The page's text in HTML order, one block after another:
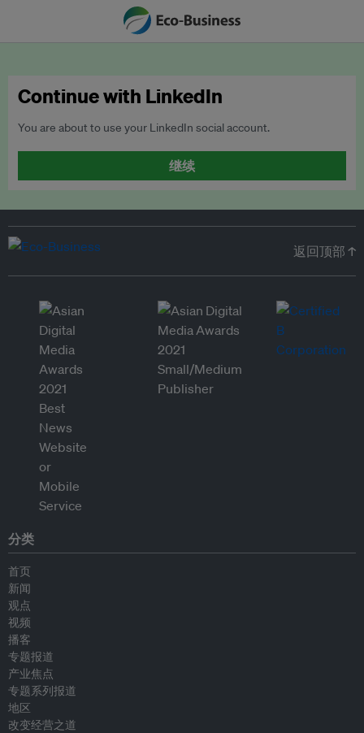
Continue with LinkedIn
You are about to use your LinkedIn social account.
继续
返回顶部 ↑
分类
首页
新闻
观点
视频
播客
专题报道
产业焦点
专题系列报道
地区
改变经营之道